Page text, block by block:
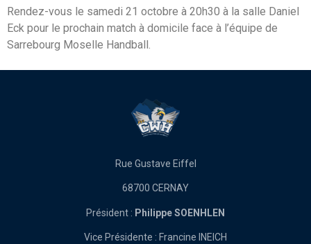
Rendez-vous le samedi 21 octobre à 20h30 à la salle Daniel
Eck pour le prochain match à domicile face à l’équipe de
Sarrebourg Moselle Handball.
Rue Gustave Eiffel
68700 CERNAY
Président : Philippe SOENHLEN
Vice Présidente : Francine INEICH